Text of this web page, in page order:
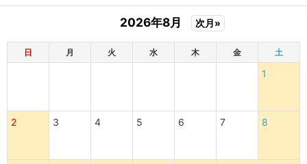
2026年8月 次月»
日 月 火 水 木 金 土
1
2 3 4 5 6 7 8